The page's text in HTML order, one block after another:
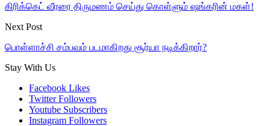
கிரிக்கெட் வீரரை திருமணம் செய்து கொள்ளும் ஷங்கரின் மகள்!
Next Post
பொள்ளாச்சி சம்பவம் படமாகிறது சூர்யா நடிக்கிறார்?
Stay With Us
Facebook Likes
Twitter Followers
Youtube Subscribers
Instagram Followers